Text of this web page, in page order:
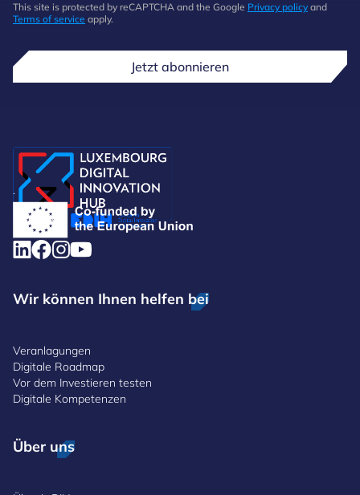
This site is protected by reCAPTCHA and the Google Privacy policy and
Terms of service apply.
Jetzt abonnieren
.
Wir können Ihnen helfen bei
Veranlagungen
Digitale Roadmap
Vor dem Investieren testen
Digitale Kompetenzen
Über uns